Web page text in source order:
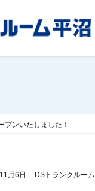
プンいたしました！
月6日 DSトランクルーム